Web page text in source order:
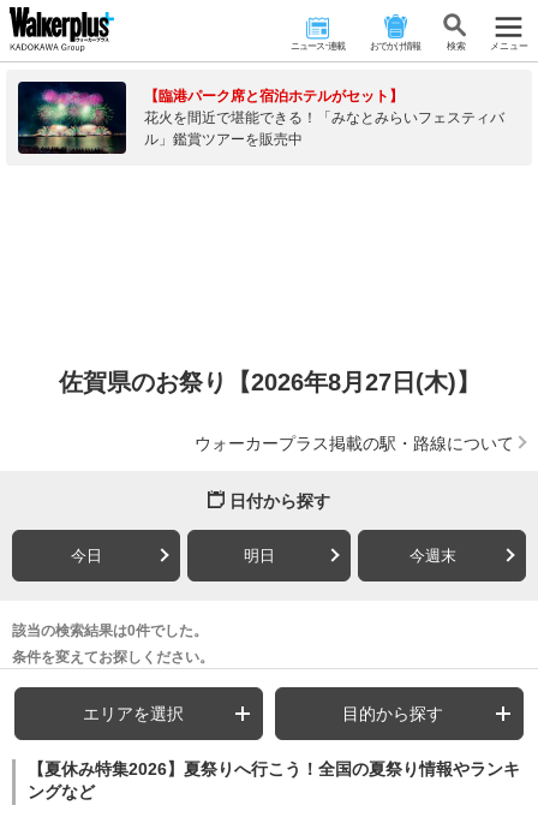
ニュース･連載 おでかけ情報 検 索 メニュー
【臨港パーク席と宿泊ホテルがセット】
花火を間近で堪能できる！「みなとみらいフェスティバ
ル」鑑賞ツアーを販売中
佐賀県のお祭り【2026年8月27日(木)】
ウォーカープラス掲載の駅・路線について
日付から探す
今日 明日 今週末
該当の検索結果は0件でした。
条件を変えてお探しください。
エリアを選択 目的から探す
【夏休み特集2026】夏祭りへ行こう！全国の夏祭り情報やランキ
ングなど